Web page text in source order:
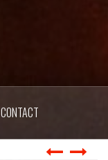
CONTACT